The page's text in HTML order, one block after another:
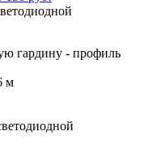
гардину - профиль
м